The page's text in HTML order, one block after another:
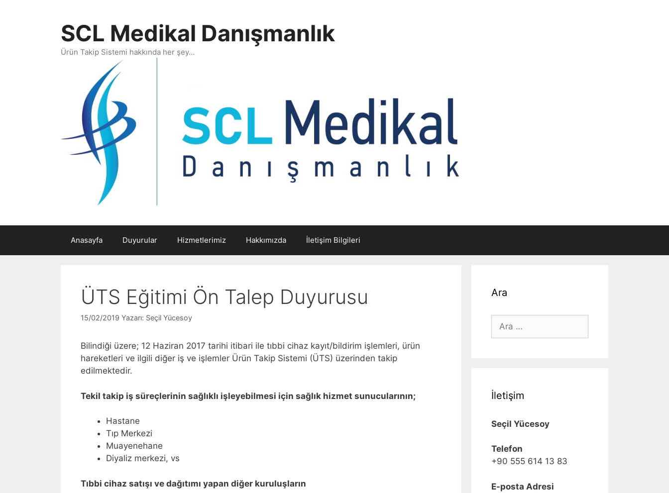
SCL Medikal Danışmanlık
Ürün Takip Sistemi hakkında her şey…
Anasayfa Duyurular Hizmetlerimiz Hakkımızda İletişim Bilgileri
ÜTS Eğitimi Ön Talep Duyurusu
15/02/2019 Yazarı: Seçil Yücesoy
Bilindiği üzere; 12 Haziran 2017 tarihi itibari ile tıbbi cihaz kayıt/bildirim işlemleri, ürün
hareketleri ve ilgili diğer iş ve işlemler Ürün Takip Sistemi (ÜTS) üzerinden takip
edilmektedir.
Tekil takip iş süreçlerinin sağlıklı işleyebilmesi için sağlık hizmet sunucularının;
Hastane
Tıp Merkezi
Muayenehane
Diyaliz merkezi, vs
Tıbbi cihaz satışı ve dağıtımı yapan diğer kuruluşların
Ara
ara
İletişim
Seçil Yücesoy
Telefon
+90 555 614 13 83
E-posta Adresi